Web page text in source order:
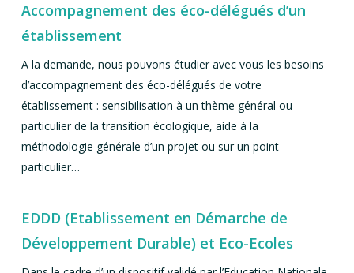
Accompagnement des éco-délégués d’un
établissement
A la demande, nous pouvons étudier avec vous les besoins
d’accompagnement des éco-délégués de votre
établissement : sensibilisation à un thème général ou
particulier de la transition écologique, aide à la
méthodologie générale d’un projet ou sur un point
particulier…
EDDD (Etablissement en Démarche de
Développement Durable) et Eco-Ecoles